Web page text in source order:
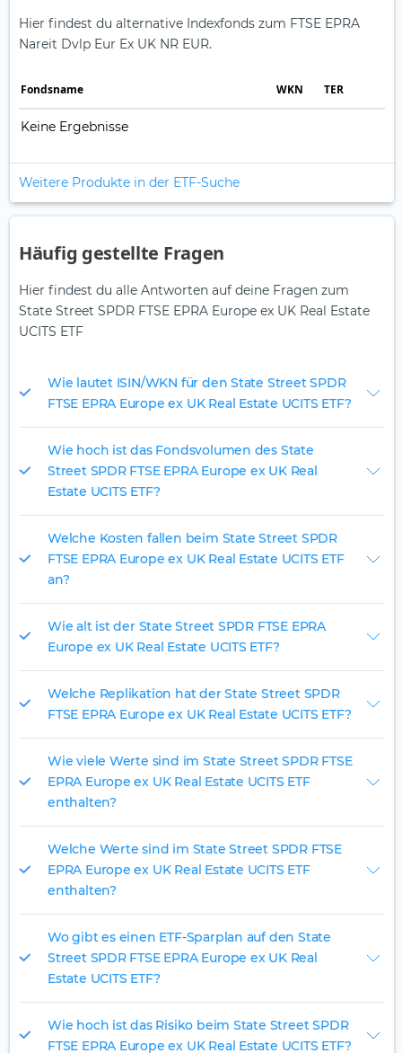
Hier findest du alternative Indexfonds zum FTSE EPRA
Nareit Dvlp Eur Ex UK NR EUR.
Fonds­name WKN TER
Keine Ergebnisse
Weitere Produkte in der ETF-Suche
Häufig gestellte Fragen
Hier findest du alle Antworten auf deine Fragen zum
State Street SPDR FTSE EPRA Europe ex UK Real Estate
UCITS ETF
Wie lautet ISIN/WKN für den State Street SPDR
FTSE EPRA Europe ex UK Real Estate UCITS ETF?
Wie hoch ist das Fondsvolumen des State
Street SPDR FTSE EPRA Europe ex UK Real
Estate UCITS ETF?
Welche Kosten fallen beim State Street SPDR
FTSE EPRA Europe ex UK Real Estate UCITS ETF
an?
Wie alt ist der State Street SPDR FTSE EPRA
Europe ex UK Real Estate UCITS ETF?
Welche Replikation hat der State Street SPDR
FTSE EPRA Europe ex UK Real Estate UCITS ETF?
Wie viele Werte sind im State Street SPDR FTSE
EPRA Europe ex UK Real Estate UCITS ETF
enthalten?
Welche Werte sind im State Street SPDR FTSE
EPRA Europe ex UK Real Estate UCITS ETF
enthalten?
Wo gibt es einen ETF-Sparplan auf den State
Street SPDR FTSE EPRA Europe ex UK Real
Estate UCITS ETF?
Wie hoch ist das Risiko beim State Street SPDR
FTSE EPRA Europe ex UK Real Estate UCITS ETF?